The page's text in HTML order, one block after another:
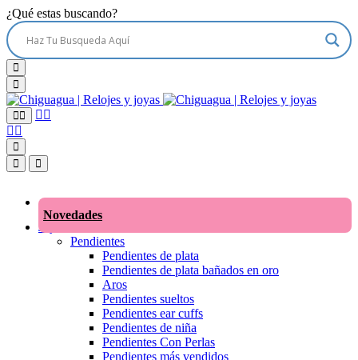
¿Qué estas buscando?
Novedades
Joyas
Pendientes
Pendientes de plata
Pendientes de plata bañados en oro
Aros
Pendientes sueltos
Pendientes ear cuffs
Pendientes de niña
Pendientes Con Perlas
Pendientes más vendidos